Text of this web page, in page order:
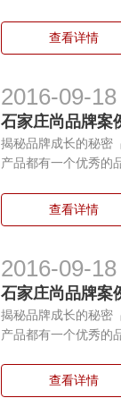
查看详情
2016-09-18
石家庄尚品牌案
揭秘品牌成长的秘密
产品都有一个优秀的
查看详情
2016-09-18
石家庄尚品牌案
揭秘品牌成长的秘密
产品都有一个优秀的
查看详情